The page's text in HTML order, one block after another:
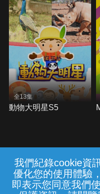
我們紀錄cookie資
優化您的使用體驗
即表示您同意我們
全13集
動物大明星S5
常見問題 線上客服